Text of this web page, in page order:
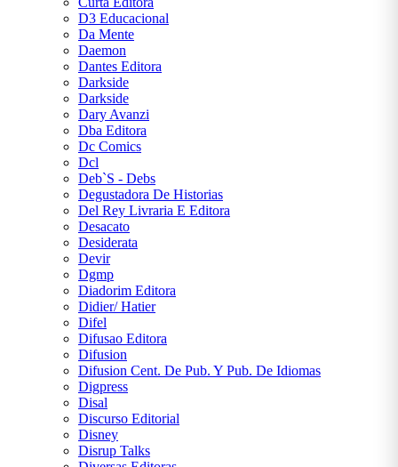
D3 Educacional
Da Mente
Daemon
Dantes Editora
Darkside
Darkside
Dary Avanzi
Dba Editora
Dc Comics
Dcl
Deb`S - Debs
Degustadora De Historias
Del Rey Livraria E Editora
Desacato
Desiderata
Devir
Dgmp
Diadorim Editora
Didier/ Hatier
Difel
Difusao Editora
Difusion
Difusion Cent. De Pub. Y Pub. De Idiomas
Digpress
Disal
Discurso Editorial
Disney
Disrup Talks